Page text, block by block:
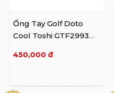
Ống Tay Golf Doto
Cool Toshi GTF2993
450,000 đ